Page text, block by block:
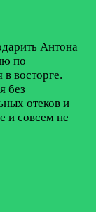
Антона
по
восторге.
без
отеков и
и совсем не